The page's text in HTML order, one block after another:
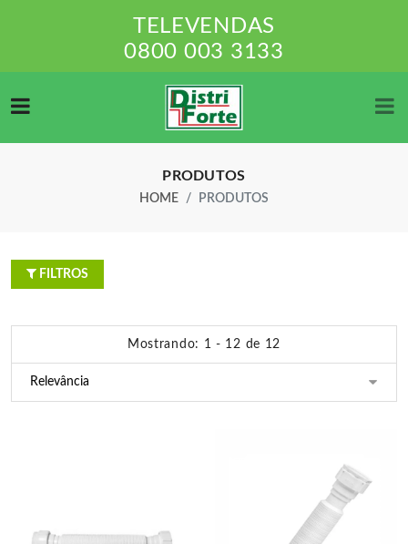
TELEVENDAS
0800 003 3133
PRODUTOS
HOME PRODUTOS
FILTROS
Mostrando: 1 - 12 de 12